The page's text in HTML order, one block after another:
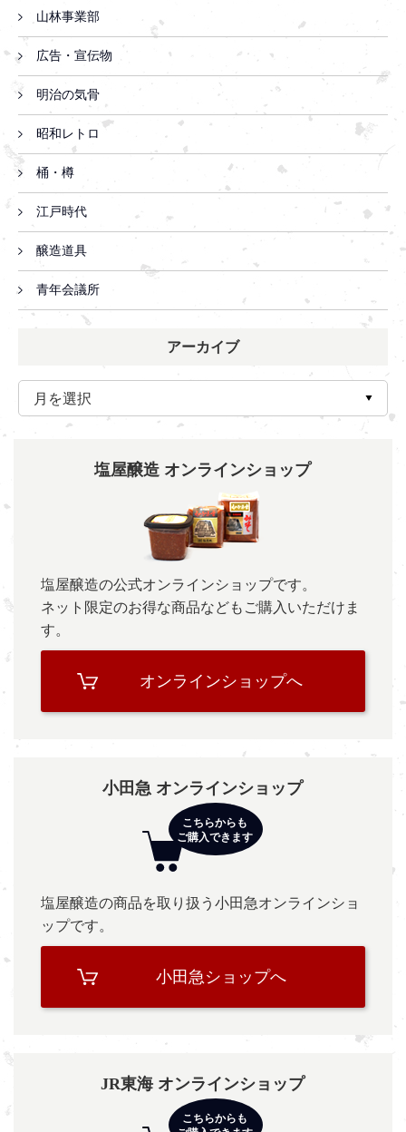
山林事業部
広告・宣伝物
明治の気骨
昭和レトロ
桶・樽
江戸時代
醸造道具
青年会議所
アーカイブ
塩屋醸造 オンラインショップ
塩屋醸造の公式オンラインショップです。
ネット限定のお得な商品などもご購入いただけま
す。
オンラインショップへ
小田急 オンラインショップ
塩屋醸造の商品を取り扱う小田急オンラインショ
ップです。
小田急ショップへ
JR東海 オンラインショップ